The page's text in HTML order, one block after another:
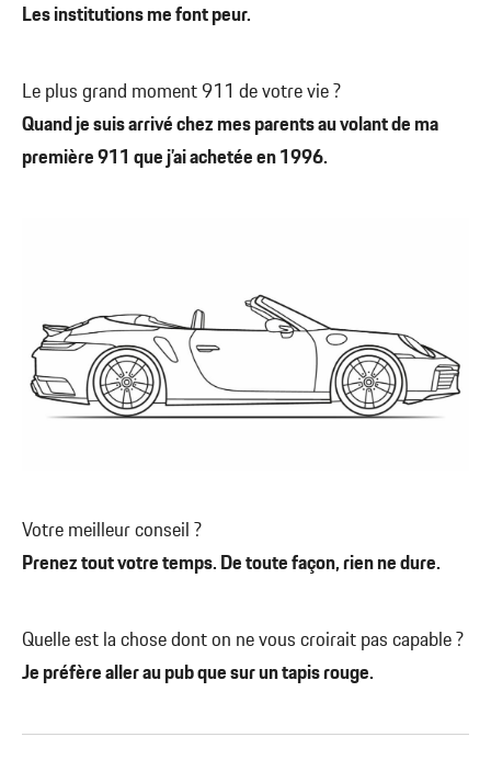
Les institutions me font peur.
Le plus grand moment 911 de votre vie ?
Quand je suis arrivé chez mes parents au volant de ma
première 911 que j’ai achetée en 1996.
Votre meilleur conseil ?
Prenez tout votre temps. De toute façon, rien ne dure.
Quelle est la chose dont on ne vous croirait pas capable ?
Je préfère aller au pub que sur un tapis rouge.